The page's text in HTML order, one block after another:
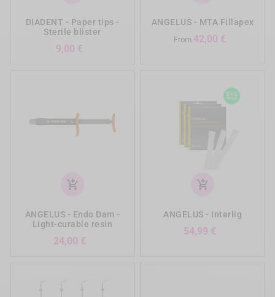
DIADENT - Paper tips -
Sterile blister
9,00 €
ANGELUS - MTA Fillapex
From 42,00 €
add_shopping_cart
ANGELUS - Endo Dam -
Light-curable resin
24,00 €
add_shopping_cart
ANGELUS - Interlig
54,99 €